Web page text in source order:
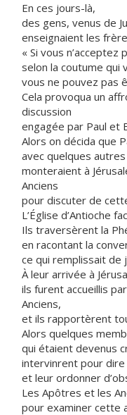
En ces jours-là,
des gens, venus de
enseignaient les
« Si vous n’acceptez
selon la coutume qui
vous ne pouvez pas
Cela provoqua un
discussion
engagée par Paul et
Alors on décida que
avec quelques
monteraient à
Anciens
pour discuter de
L’Église d’Antioche
Ils traversèrent la
en racontant la
ce qui remplissait de
À leur arrivée à
ils furent accueillis
Anciens,
et ils rapportèrent
Alors quelques
qui étaient devenus
intervinrent pour dire
et leur ordonner
Les Apôtres et les
pour examiner cette